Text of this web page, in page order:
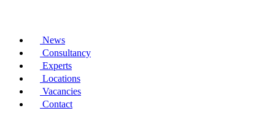
News
Consultancy
Experts
Locations
Vacancies
Contact